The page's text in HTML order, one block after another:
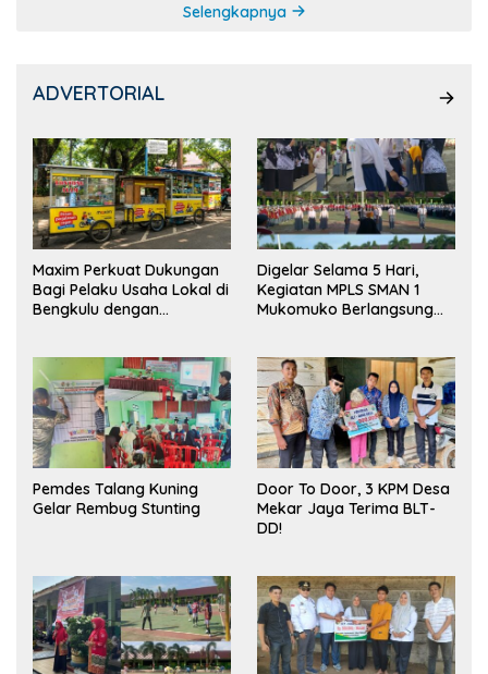
Selengkapnya
ADVERTORIAL
Maxim Perkuat Dukungan
Bagi Pelaku Usaha Lokal di
Bengkulu dengan
Pasar
Digelar Selama 5 Hari,
Kegiatan MPLS SMAN 1
Mukomuko Berlangsung
Pemdes Talang Kuning
Gelar Rembug Stunting
Door To Door, 3 KPM Desa
Mekar Jaya Terima BLT-
DD!